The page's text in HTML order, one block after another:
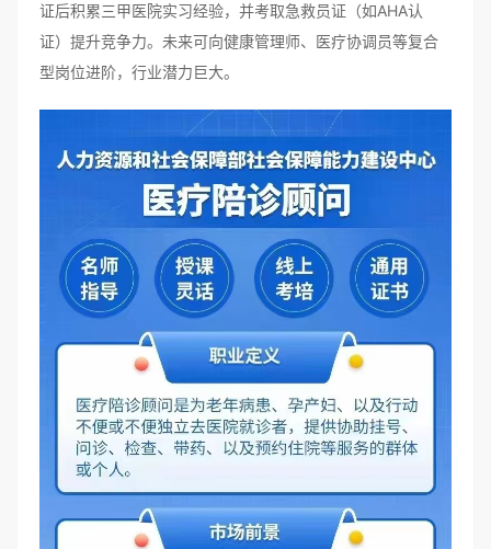
证后积累三甲医院实习经验，并考取急救员证（如AHA认
证）提升竞争力。未来可向健康管理师、医疗协调员等复合
型岗位进阶，行业潜力巨大。